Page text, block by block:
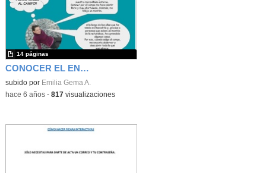
CONOCER EL ENTORNO PASEANDO
subido por Emilia Gema A.
14 páginas
-hace 6 años- 817visualizaciones